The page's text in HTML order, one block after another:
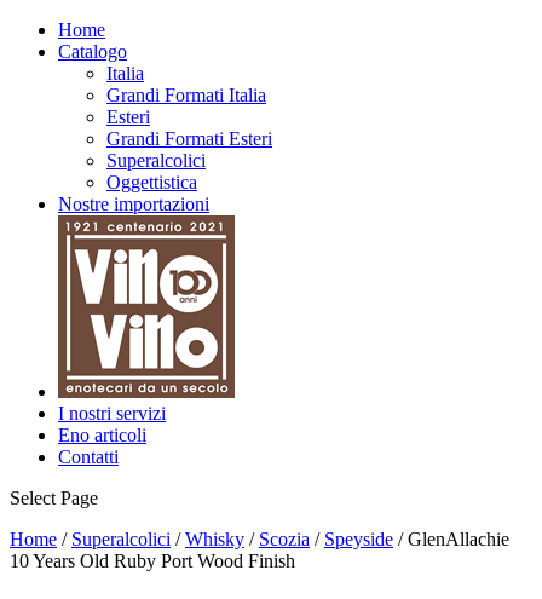
Home
Catalogo
Italia
Grandi Formati Italia
Esteri
Grandi Formati Esteri
Superalcolici
Oggettistica
Nostre importazioni
I nostri servizi
Eno articoli
Contatti
Select Page
Home / Superalcolici /Whisky / Scozia / Speyside / GlenAllachie
10 Years Old Ruby Port Wood Finish